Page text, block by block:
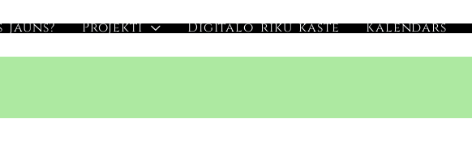
jauns? Projekti Digitālo rīku kaste Kalendārs